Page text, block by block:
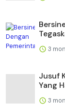
3
Jusuf
Yang
3